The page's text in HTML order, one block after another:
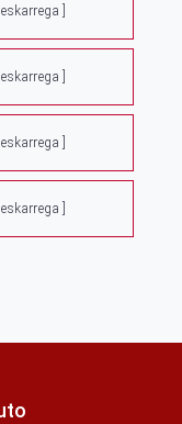
]
]
]
]